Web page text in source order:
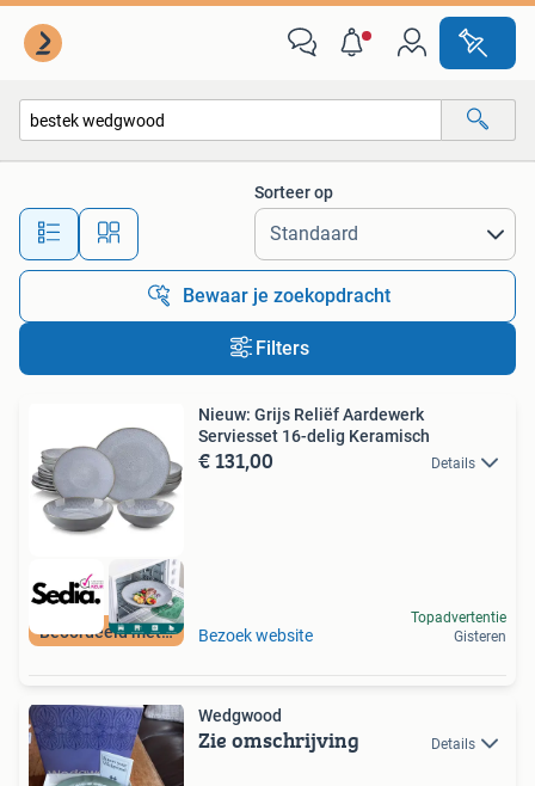
Alle afstanden…
Sorteer op
Bewaar je zoekopdracht
Filters
Beoordeeld met 9+
Nieuw: Grijs Reliëf Aardewerk
Serviesset 16-delig Keramisch
€ 131,00 Details
Bezoek website
Topadvertentie
Gisteren
Wedgwood
Zie omschrijving Details